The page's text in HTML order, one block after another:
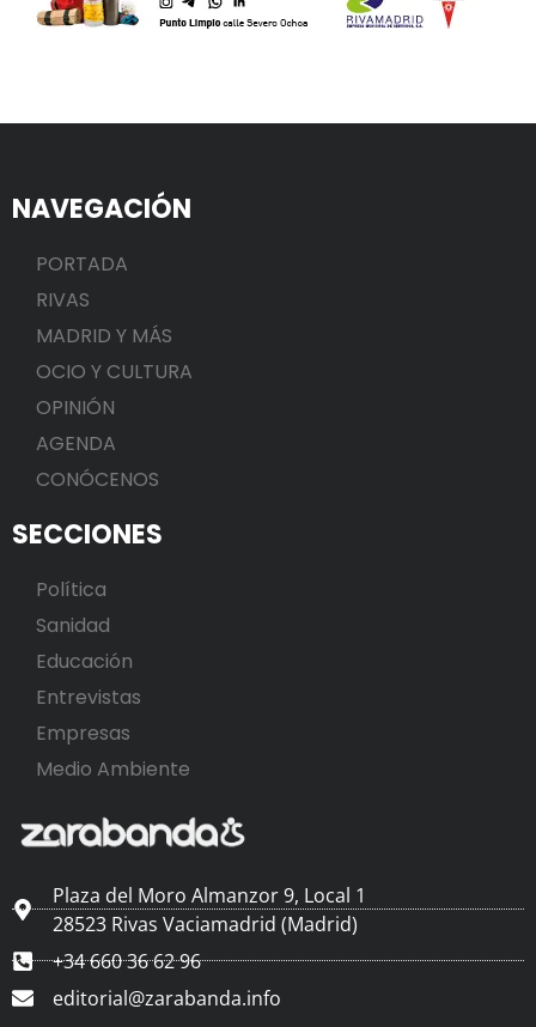
NAVEGACIÓN
PORTADA
RIVAS
MADRID Y MÁS
OCIO Y CULTURA
OPINIÓN
AGENDA
CONÓCENOS
SECCIONES
Política
Sanidad
Educación
Entrevistas
Empresas
Medio Ambiente
Plaza del Moro Almanzor 9, Local 1
28523 Rivas Vaciamadrid (Madrid)
+34 660 36 62 96
editorial@zarabanda.info